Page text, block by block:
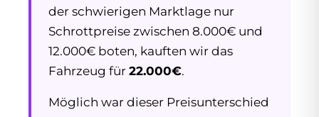
der schwierigen Marktlage nur
Schrottpreise zwischen 8.000€ und
12.000€ boten, kauften wir das
Fahrzeug für 22.000€.
Möglich war dieser Preisunterschied